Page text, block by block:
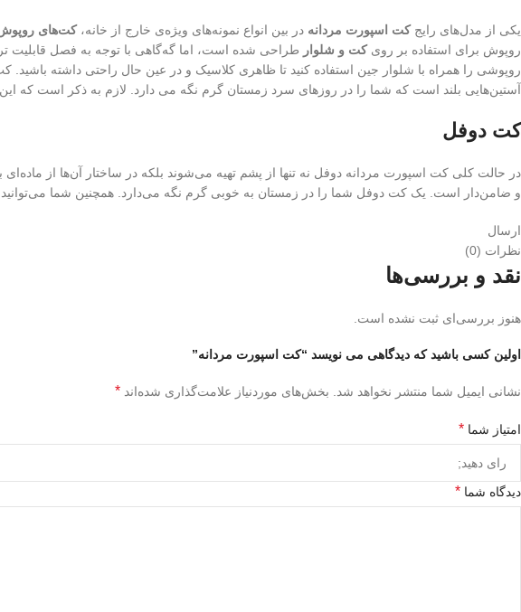
یکی از مدل‌های رایجکت اسپورت مردانه در بین انواع نمونه‌های ویژه‌ی خارج از خانه،کت‌های
روپوش برای استفاده بر رویکت و شلوار طراحی شده است، اما گه‌گاهی با توجه به فصل قابلیت
روپوشی را همراه با شلوار جین استفاده کنید تا ظاهری کلاسیک و در عین حال راحتی داشته
آستین‌هایی بلند است که شما را در روزهای سرد زمستان گرم نگه می دارد. لازم به ذکر است که این
کت دوفل
در حالت کلی کت اسپورت مردانه دوفل نه تنها از پشم تهیه می‌شوند بلکه در ساختار آن‌ها از
و ضامن‌دار است. یک کت دوفل شما را در زمستان به خوبی گرم نگه می‌دارد. همچنین شما
ارسال
نظرات (0)
نقد و بررسی‌ها
هنوز بررسی‌ای ثبت نشده است.
اولین کسی باشید که دیدگاهی می نویسد “کت اسپورت مردانه”
نشانی ایمیل شما منتشر نخواهد شد. بخش‌های موردنیاز علامت‌گذاری شده‌اند *
امتیاز شما *
دیدگاه شما *